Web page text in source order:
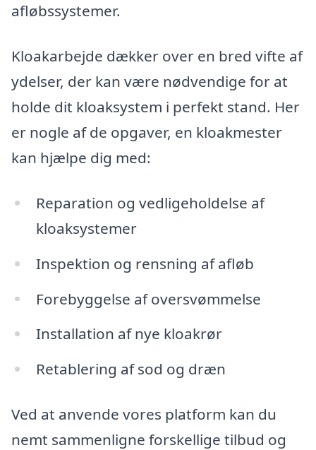
afløbssystemer.
Kloakarbejde dækker over en bred vifte af
ydelser, der kan være nødvendige for at
holde dit kloaksystem i perfekt stand. Her
er nogle af de opgaver, en kloakmester
kan hjælpe dig med:
Reparation og vedligeholdelse af
kloaksystemer
Inspektion og rensning af afløb
Forebyggelse af oversvømmelse
Installation af nye kloakrør
Retablering af sod og dræn
Ved at anvende vores platform kan du
nemt sammenligne forskellige tilbud og